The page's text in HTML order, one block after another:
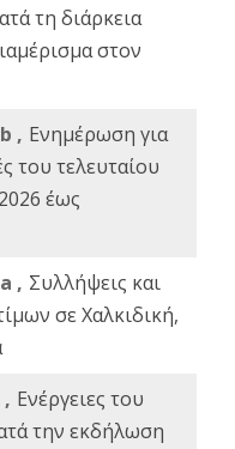
τη διάρκεια
στον
, Ενημέρωση για
του τελευταίου
έως
, Συλλήψεις και
σε Χαλκιδική,
Ενέργειες του
την εκδήλωση